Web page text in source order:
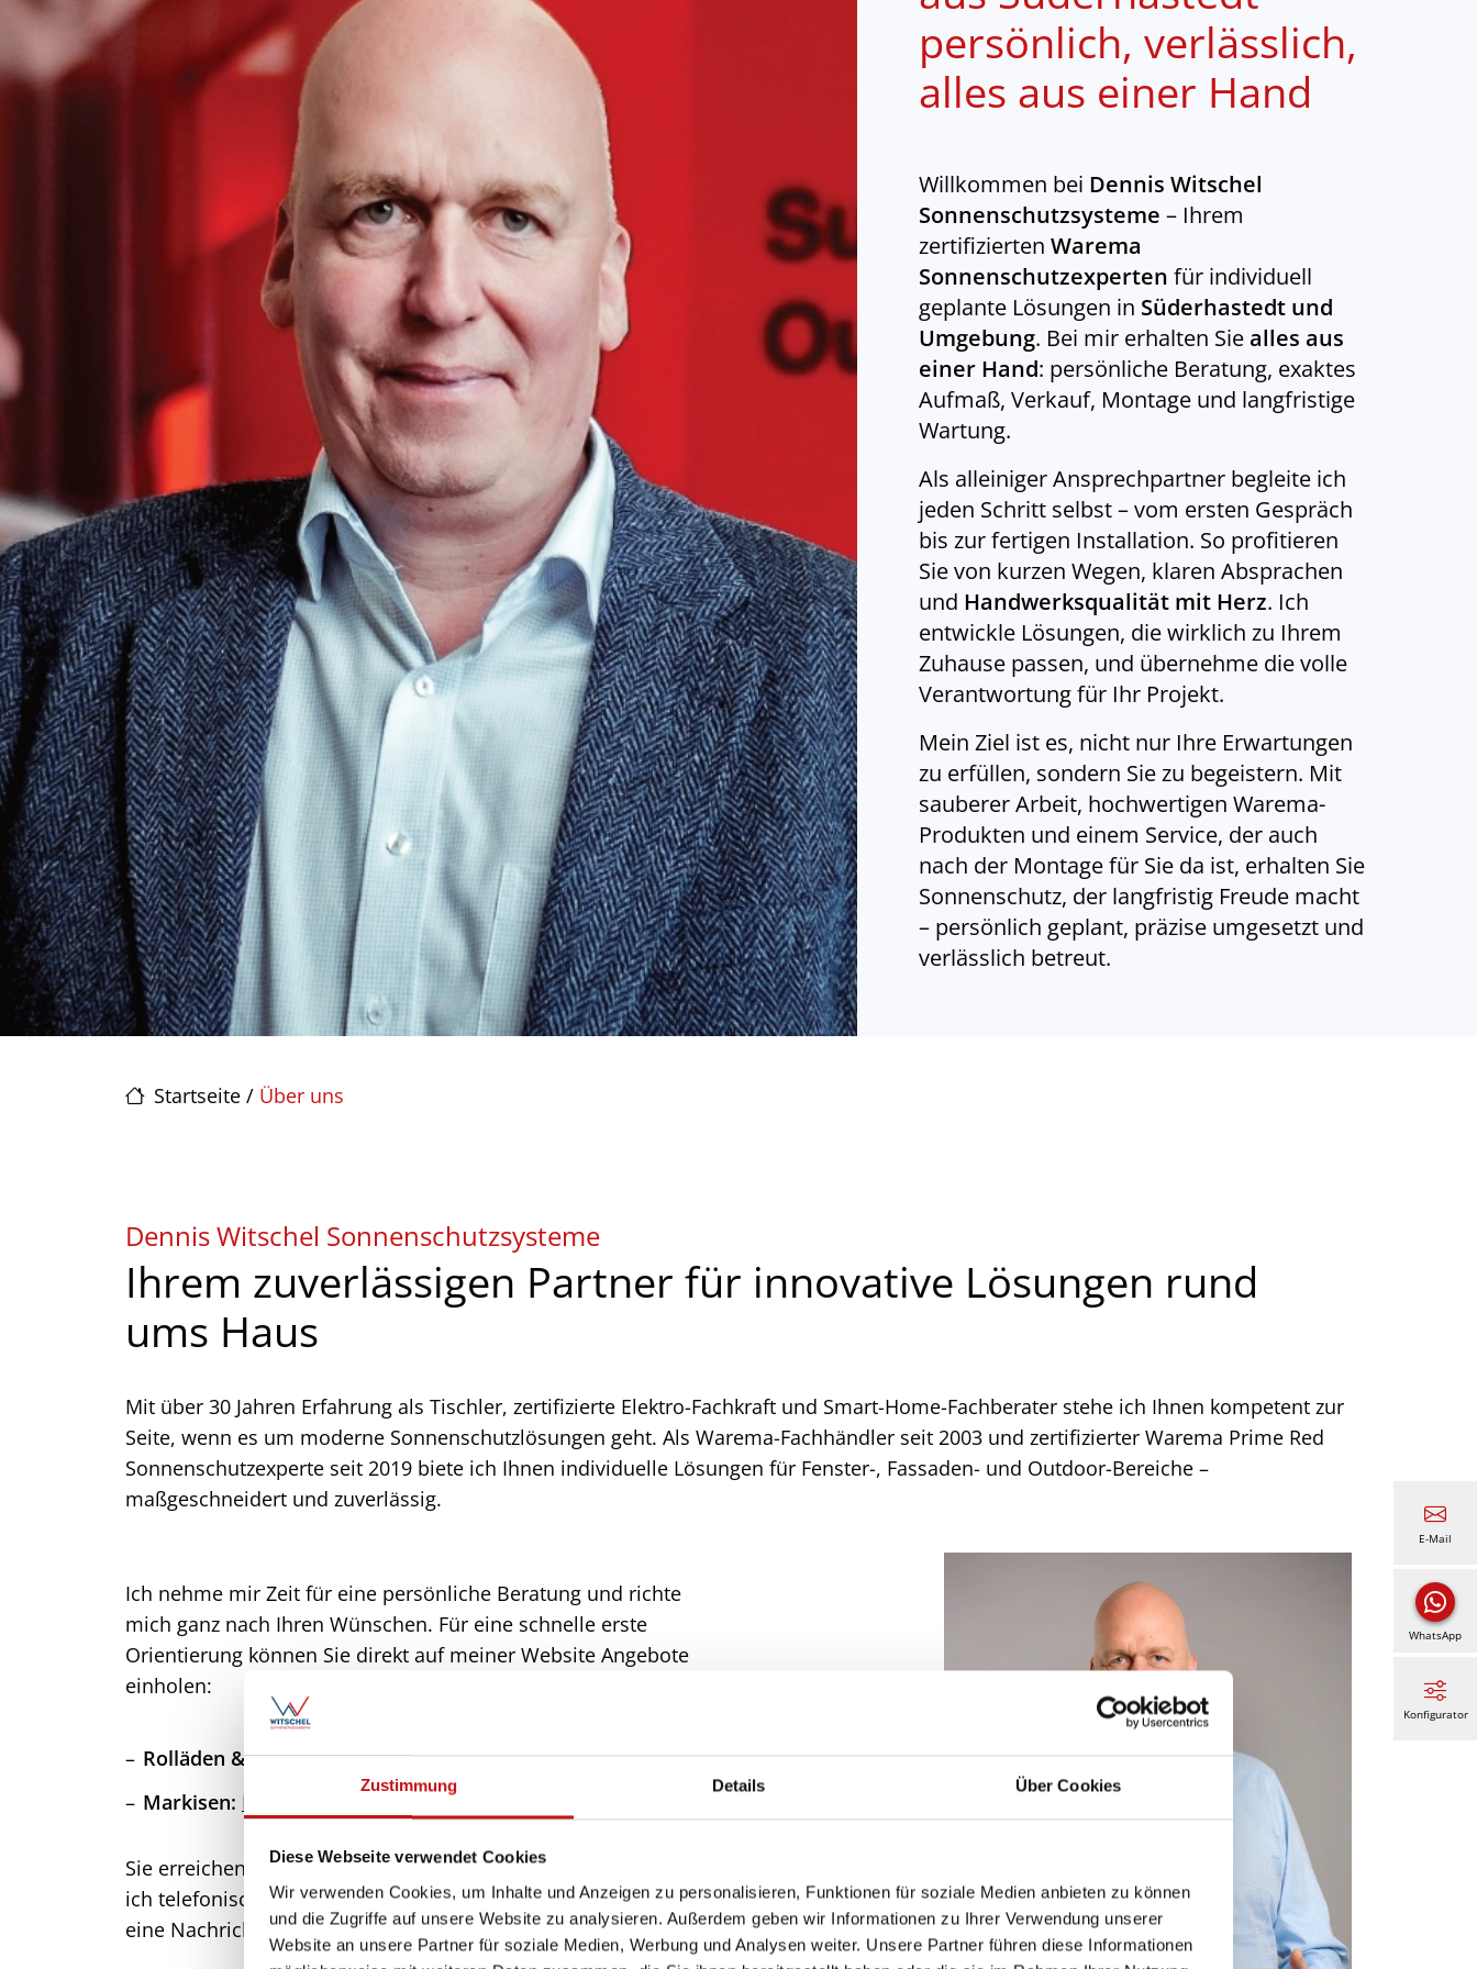
Zustimmung Details Über Cookies
Diese Webseite verwendet Cookies
Wir verwenden Cookies, um Inhalte und Anzeigen zu personalisieren, Funktionen für soziale Medien anbieten zu können
und die Zugriffe auf unsere Website zu analysieren. Außerdem geben wir Informationen zu Ihrer Verwendung unserer
Website an unsere Partner für soziale Medien, Werbung und Analysen weiter. Unsere Partner führen diese Informationen
Startseite / Über uns
persönlich, verlässlich,
alles aus einer Hand
Willkommen bei Dennis Witschel
Sonnenschutzsysteme – Ihrem
zertifizierten Warema
Sonnenschutzexperten für individuell
geplante Lösungen in Süderhastedt und
Umgebung. Bei mir erhalten Siealles aus
einer Hand: persönliche Beratung, exaktes
Aufmaß, Verkauf, Montage und langfristige
Wartung.
Als alleiniger Ansprechpartner begleite ich
jeden Schritt selbst – vom ersten Gespräch
bis zur fertigen Installation. So profitieren
Sie von kurzen Wegen, klaren Absprachen
und Handwerksqualität mit Herz. Ich
entwickle Lösungen, die wirklich zu Ihrem
Zuhause passen, und übernehme die volle
Verantwortung für Ihr Projekt.
Mein Ziel ist es, nicht nur Ihre Erwartungen
zu erfüllen, sondern Sie zu begeistern. Mit
sauberer Arbeit, hochwertigen Warema-
Produkten und einem Service, der auch
nach der Montage für Sie da ist, erhalten Sie
Sonnenschutz, der langfristig Freude macht
– persönlich geplant, präzise umgesetzt und
verlässlich betreut.
Dennis Witschel Sonnenschutzsysteme
Ihrem zuverlässigen Partner für innovative Lösungen rund
ums Haus
Mit über 30 Jahren Erfahrung als Tischler, zertifizierte Elektro-Fachkraft und Smart-Home-Fachberater stehe ich Ihnen kompetent zur
Seite, wenn es um moderne Sonnenschutzlösungen geht. Als Warema-Fachhändler seit 2003 und zertifizierter Warema Prime Red
Sonnenschutzexperte seit 2019 biete ich Ihnen individuelle Lösungen für Fenster-, Fassaden- und Outdoor-Bereiche –
maßgeschneidert und zuverlässig.
Ich nehme mir Zeit für eine persönliche Beratung und richte
mich ganz nach Ihren Wünschen. Für eine schnelle erste
Orientierung können Sie direkt auf meiner Website Angebote
einholen:
Rolläden & Fenstersichtschutz: Jetzt unverbindlich anfragen
Markisen: Digitaler Kaufberater nutzen
Sie erreichen mich am besten perWhatsAppoder
ich telefonisch nicht erreichbar sein, hinterlassen Sie mir bitte
eine Nachricht – ich rufe Sie zuverlässig zurück.
E-Mail
WhatsApp
Konfigurator